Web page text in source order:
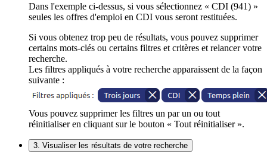
Dans l'exemple ci-dessus, si vous sélectionnez « CDI (941) »
seules les offres d'emploi en CDI vous seront restituées.
Si vous obtenez trop peu de résultats, vous pouvez supprimer
certains mots-clés ou certains filtres et critères et relancer votre
recherche.
Les filtres appliqués à votre recherche apparaissent de la façon
suivante :
Vous pouvez supprimer les filtres un par un ou tout
réinitialiser en cliquant sur le bouton « Tout réinitialiser ».
3. Visualiser les résultats de votre recherche